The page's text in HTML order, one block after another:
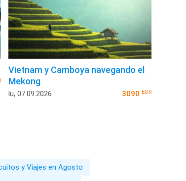
Vietnam y Camboya navegando el
Mekong
lu, 07.09.2026 3090 EUR
y Viajes en Agosto